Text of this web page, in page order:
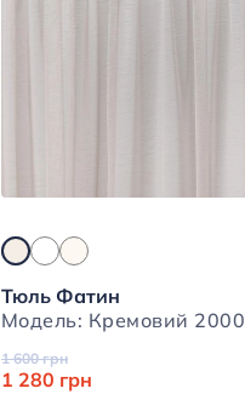
Тюль Фатин
Модель: Кремовий 2000
1 600 грн
1 280 грн